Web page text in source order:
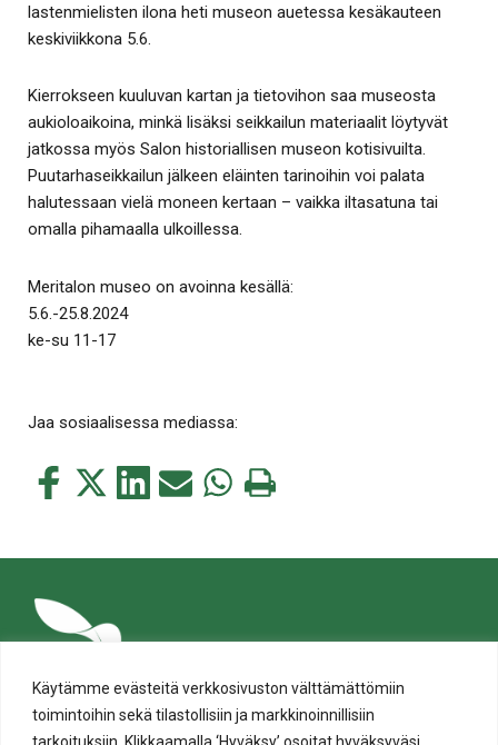
Käytämme evästeitä verkkosivuston välttämättömiin
toimintoihin sekä tilastollisiin ja markkinoinnillisiin
tarkoituksiin. Klikkaamalla ‘Hyväksy’ osoitat hyväksyväsi
lastenmielisten ilona heti museon auetessa kesäkauteen
keskiviikkona 5.6.
Kierrokseen kuuluvan kartan ja tietovihon saa museosta
aukioloaikoina, minkä lisäksi seikkailun materiaalit löytyvät
jatkossa myös Salon historiallisen museon kotisivuilta.
Puutarhaseikkailun jälkeen eläinten tarinoihin voi palata
halutessaan vielä moneen kertaan – vaikka iltasatuna tai
omalla pihamaalla ulkoillessa.
Meritalon museo on avoinna kesällä:
5.6.-25.8.2024
ke-su 11-17
Jaa sosiaalisessa mediassa:
Jaa
Jaa
Jaa Jaa Jaa Tulosta